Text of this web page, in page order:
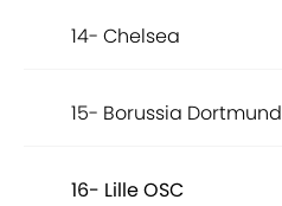
14- Chelsea
15- Borussia Dortmund
16- Lille OSC